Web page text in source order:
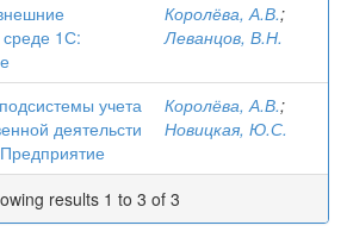
среде 1С:
Королёва, А.В.;
Леванцов, В.Н.
учета
деятельсти
Королёва, А.В.;
Новицкая, Ю.С.
results 1 to 3 of 3